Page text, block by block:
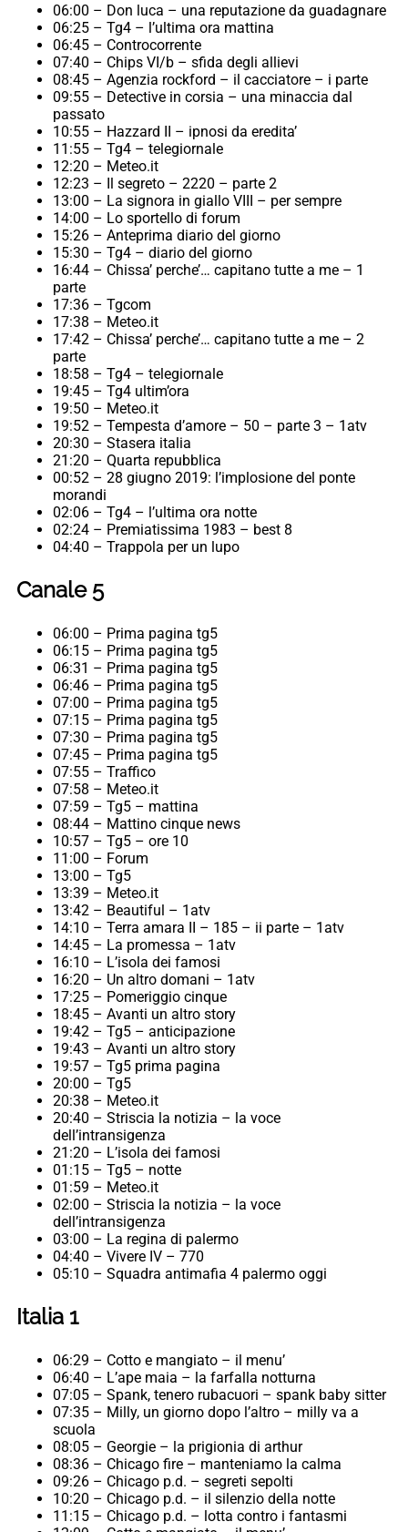
06:00 – Don luca – una reputazione da guadagnare
06:25 – Tg4 – l’ultima ora mattina
06:45 – Controcorrente
07:40 – Chips VI/b – sfida degli allievi
08:45 – Agenzia rockford – il cacciatore – i parte
09:55 – Detective in corsia – una minaccia dal
passato
10:55 – Hazzard II – ipnosi da eredita’
11:55 – Tg4 – telegiornale
12:20 – Meteo.it
12:23 – Il segreto – 2220 – parte 2
13:00 – La signora in giallo VIII – per sempre
14:00 – Lo sportello di forum
15:26 – Anteprima diario del giorno
15:30 – Tg4 – diario del giorno
16:44 – Chissa’ perche’… capitano tutte a me – 1
parte
17:36 – Tgcom
17:38 – Meteo.it
17:42 – Chissa’ perche’… capitano tutte a me – 2
parte
18:58 – Tg4 – telegiornale
19:45 – Tg4 ultim’ora
19:50 – Meteo.it
19:52 – Tempesta d’amore – 50 – parte 3 – 1atv
20:30 – Stasera italia
21:20 – Quarta repubblica
00:52 – 28 giugno 2019: l’implosione del ponte
morandi
02:06 – Tg4 – l’ultima ora notte
02:24 – Premiatissima 1983 – best 8
04:40 – Trappola per un lupo
Canale 5
06:00 – Prima pagina tg5
06:15 – Prima pagina tg5
06:31 – Prima pagina tg5
06:46 – Prima pagina tg5
07:00 – Prima pagina tg5
07:15 – Prima pagina tg5
07:30 – Prima pagina tg5
07:45 – Prima pagina tg5
07:55 – Traffico
07:58 – Meteo.it
07:59 – Tg5 – mattina
08:44 – Mattino cinque news
10:57 – Tg5 – ore 10
11:00 – Forum
13:00 – Tg5
13:39 – Meteo.it
13:42 – Beautiful – 1atv
14:10 – Terra amara II – 185 – ii parte – 1atv
14:45 – La promessa – 1atv
16:10 – L’isola dei famosi
16:20 – Un altro domani – 1atv
17:25 – Pomeriggio cinque
18:45 – Avanti un altro story
19:42 – Tg5 – anticipazione
19:43 – Avanti un altro story
19:57 – Tg5 prima pagina
20:00 – Tg5
20:38 – Meteo.it
20:40 – Striscia la notizia – la voce
dell’intransigenza
21:20 – L’isola dei famosi
01:15 – Tg5 – notte
01:59 – Meteo.it
02:00 – Striscia la notizia – la voce
dell’intransigenza
03:00 – La regina di palermo
04:40 – Vivere IV – 770
05:10 – Squadra antimafia 4 palermo oggi
Italia 1
06:29 – Cotto e mangiato – il menu’
06:40 – L’ape maia – la farfalla notturna
07:05 – Spank, tenero rubacuori – spank baby sitter
07:35 – Milly, un giorno dopo l’altro – milly va a
scuola
08:05 – Georgie – la prigionia di arthur
08:36 – Chicago fire – manteniamo la calma
09:26 – Chicago p.d. – segreti sepolti
10:20 – Chicago p.d. – il silenzio della notte
11:15 – Chicago p.d. – lotta contro i fantasmi